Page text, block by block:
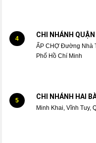
4 CHI NHÁNH QUẬN
ẤP CHỢ Đường Nhà
Phố Hồ Chí Minh
5 CHI NHÁNH HAI
Minh Khai, Vĩnh Tuy,